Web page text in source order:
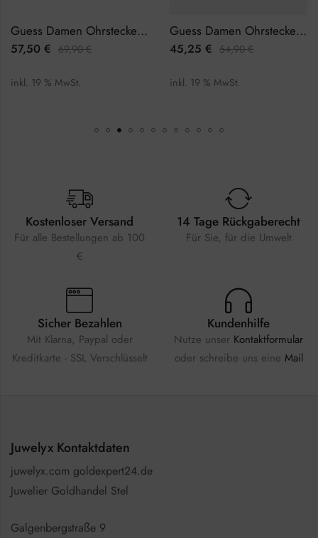
Guess Damen Ohrstecker JUBE03133JWYGPETU
57,50 € 69,90€
inkl. 19 % MwSt.
Guess Damen Ohrstecker JUBE02159JWYGTU
45,25 € 54,90€
inkl. 19 % MwSt.
Kostenloser Versand
Für alle Bestellungen ab 100
€
14 Tage Rückgaberecht
Für Sie, für die Umwelt
Sicher Bezahlen
Mit Klarna, Paypal oder
Kreditkarte - SSL Verschlüsselt
Kundenhilfe
Nutze unser Kontaktformular
oder schreibe uns eine Mail
Juwelyx Kontaktdaten
juwelyx.com goldexpert24.de
Juwelier Goldhandel Stel
Galgenbergstraße 9